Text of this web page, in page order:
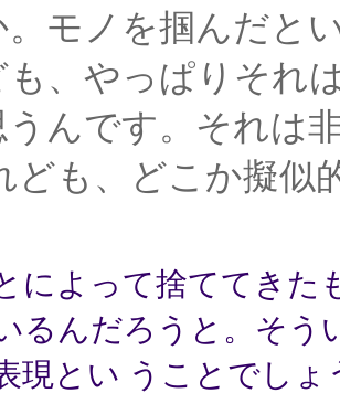
。モノを掴んだと
も、やっぱりそれ
うんです。それは
ども、どこか擬似
によって捨ててきた
るんだろうと。そう
現とい うことでしょ